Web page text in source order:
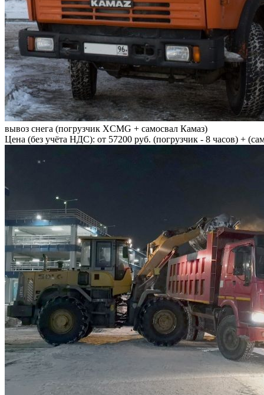
вывоз снега (погрузчик XCMG + самосвал Камаз)
Цена (без учёта НДС): от 57200 руб. (погрузчик - 8 часов) +